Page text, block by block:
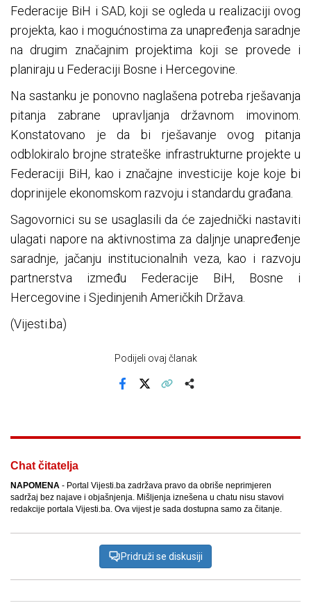
Federacije BiH i SAD, koji se ogleda u realizaciji ovog
projekta, kao i mogućnostima za unapređenja saradnje
na drugim značajnim projektima koji se provede i
planiraju u Federaciji Bosne i Hercegovine.
​Na sastanku je ponovno naglašena potreba rješavanja
pitanja zabrane upravljanja državnom imovinom.
Konstatovano je da bi rješavanje ovog pitanja
odblokiralo brojne strateške infrastrukturne projekte u
Federaciji BiH, kao i značajne investicije koje koje bi
doprinijele ekonomskom razvoju i standardu građana.
​Sagovornici su se usaglasili da će zajednički nastaviti
ulagati napore na aktivnostima za daljnje unapređenje
saradnje, jačanju institucionalnih veza, kao i razvoju
partnerstva između Federacije BiH, Bosne i
Hercegovine i Sjedinjenih Američkih Država.
(Vijesti.ba)
Podijeli ovaj članak
Chat čitatelja
NAPOMENA - Portal Vijesti.ba zadržava pravo da obriše neprimjeren
sadržaj bez najave i objašnjenja. Mišljenja iznešena u chatu nisu stavovi
redakcije portala Vijesti.ba. Ova vijest je sada dostupna samo za čitanje.
Pridruži se diskusiji